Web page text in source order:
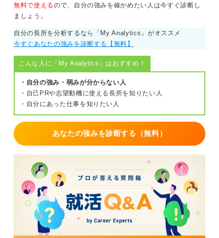
「こう理解しましたが、合っていますか？」と聞く。時
間の確保は、1日15分だけ確認の時間をくださいと、相
試用期間は、不透明な環境でいかに自律的に動けるかを
取りに行くことで、信頼と成果を勝ち取りましょう。
0
無料で使えるので、自分の強みを確かめたい人は今すぐ診断し
ましょう。
自分の長所を分析するなら「My Analytics」がオススメ
今すぐあなたの強みを診断する【無料】
こんな人に「My Analytics」はおすすめ！
・自分の強み・弱みが分からない人
・自己PRや志望動機に使える長所を知りたい人
・自分にあった仕事を知りたい人
あなたの強みを診断する（無料）